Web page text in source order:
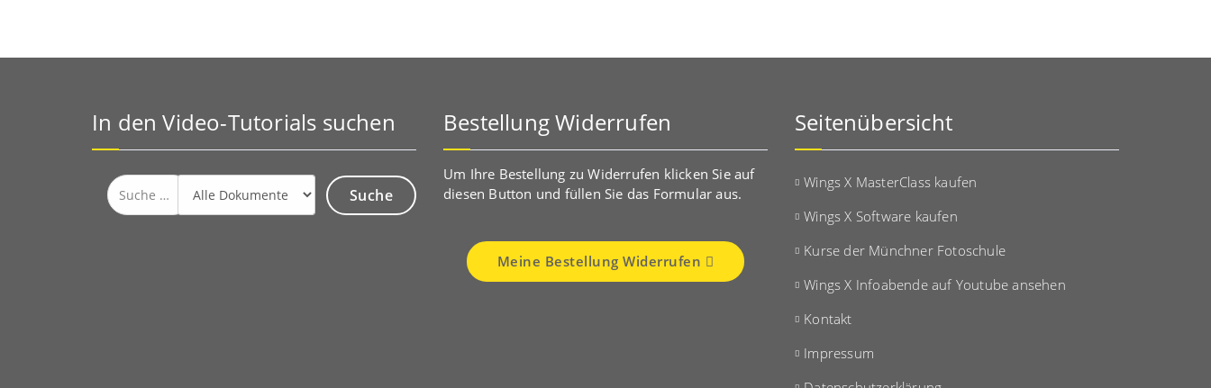
In den Video-Tutorials suchen
Suche
nach:
Bestellung Widerrufen
Um Ihre Bestellung zu Widerrufen klicken Sie auf
diesen Button und füllen Sie das Formular aus.
Meine Bestellung Widerrufen
Seitenübersicht
Wings X MasterClass kaufen
Wings X Software kaufen
Kurse der Münchner Fotoschule
Wings X Infoabende auf Youtube ansehen
Kontakt
Impressum